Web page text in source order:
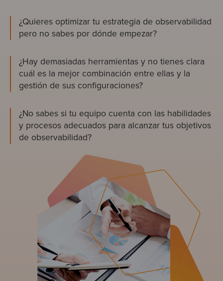
¿Quieres optimizar tu estrategia de observabilidad
pero no sabes por dónde empezar?
¿Hay demasiadas herramientas y no tienes clara
cuál es la mejor combinación entre ellas y la
gestión de sus configuraciones?
¿No sabes si tu equipo cuenta con las habilidades
y procesos adecuados para alcanzar tus objetivos
de observabilidad?